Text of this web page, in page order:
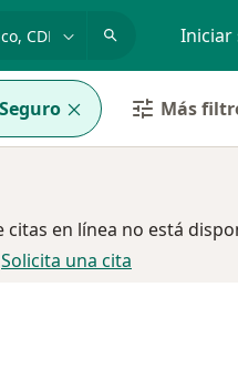
Iniciar
Más
citas en línea no está
Solicita una cita